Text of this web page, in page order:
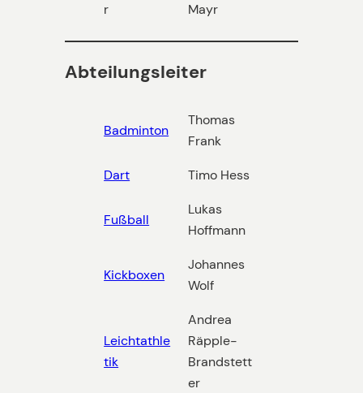
r
Mayr
Abteilungsleiter
Badminton
Thomas
Frank
Dart
Timo Hess
Fußball
Lukas
Hoffmann
Kickboxen
Johannes
Wolf
Leichtathle
tik
Andrea
Räpple-
Brandstett
er